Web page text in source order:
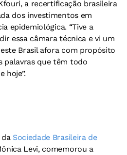
a recertificação brasileira
dos investimentos em
epidemiológica. “Tive a
essa câmara técnica e vi um
Brasil afora com propósito
palavras que têm todo
hoje”.
da Sociedade Brasileira de
Levi, comemorou a